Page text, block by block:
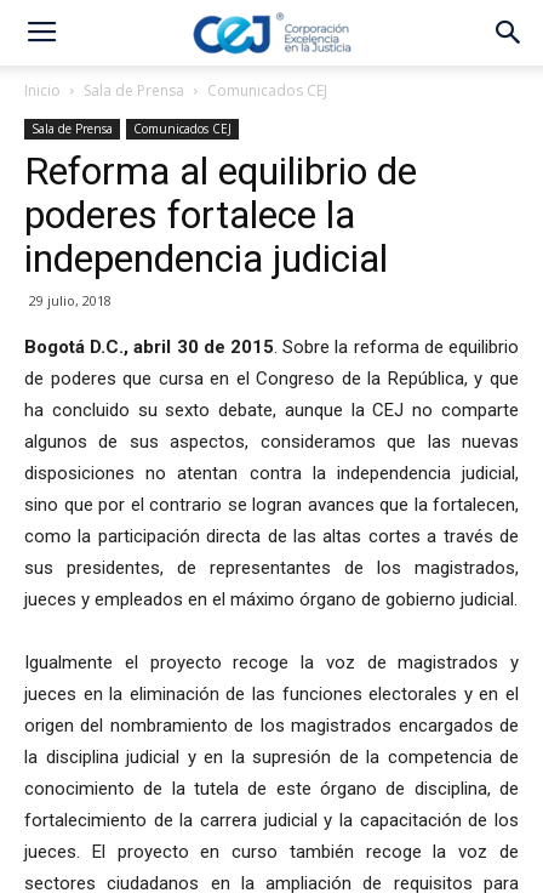
Inicio Sala de Prensa Comunicados CEJ
Sala de Prensa Comunicados CEJ
Reforma al equilibrio de
poderes fortalece la
independencia judicial
29 julio, 2018
Bogotá D.C., abril 30 de 2015. Sobre la reforma de equilibrio
de poderes que cursa en el Congreso de la República, y que
ha concluido su sexto debate, aunque la CEJ no comparte
algunos de sus aspectos, consideramos que las nuevas
disposiciones no atentan contra la independencia judicial,
sino que por el contrario se logran avances que la fortalecen,
como la participación directa de las altas cortes a través de
sus presidentes, de representantes de los magistrados,
jueces y empleados en el máximo órgano de gobierno judicial.
Igualmente el proyecto recoge la voz de magistrados y
jueces en la eliminación de las funciones electorales y en el
origen del nombramiento de los magistrados encargados de
la disciplina judicial y en la supresión de la competencia de
conocimiento de la tutela de este órgano de disciplina, de
fortalecimiento de la carrera judicial y la capacitación de los
jueces. El proyecto en curso también recoge la voz de
sectores ciudadanos en la ampliación de requisitos para